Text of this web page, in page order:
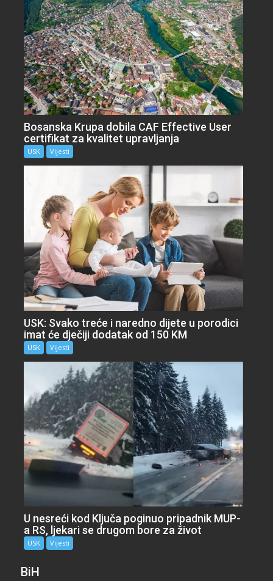
Bosanska Krupa dobila CAF Effective User
certifikat za kvalitet upravljanja
USK Vijesti
USK: Svako treće i naredno dijete u porodici
imat će dječiji dodatak od 150 KM
USK Vijesti
U nesreći kod Ključa poginuo pripadnik MUP-
a RS, ljekari se drugom bore za život
USK Vijesti
BiH